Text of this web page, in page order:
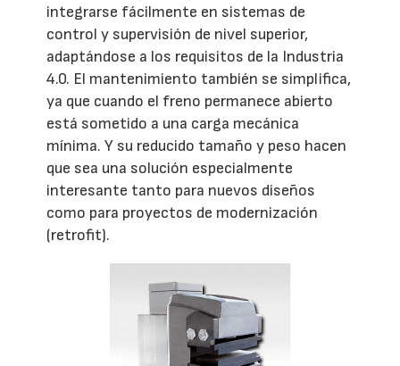
integrarse fácilmente en sistemas de
control y supervisión de nivel superior,
adaptándose a los requisitos de la Industria
4.0. El mantenimiento también se simplifica,
ya que cuando el freno permanece abierto
está sometido a una carga mecánica
mínima. Y su reducido tamaño y peso hacen
que sea una solución especialmente
interesante tanto para nuevos diseños
como para proyectos de modernización
(retrofit).